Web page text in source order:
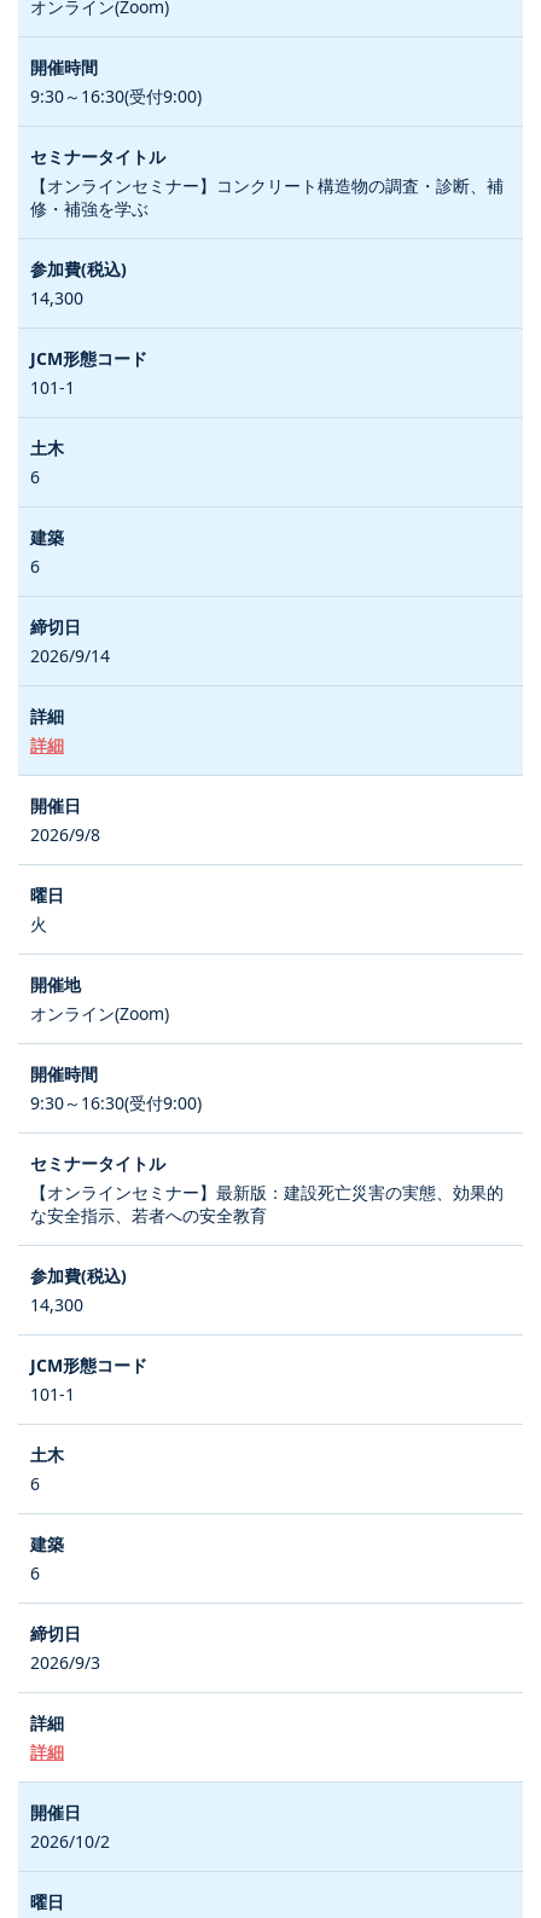
オンライン(Zoom)
9:30～16:30(受付9:00)
【オンラインセミナー】コンクリート構造物の調査・診断、補
修・補強を学ぶ
14,300
101-1
6
6
2026/9/14
詳細
2026/9/8
火
オンライン(Zoom)
9:30～16:30(受付9:00)
【オンラインセミナー】最新版：建設死亡災害の実態、効果的
な安全指示、若者への安全教育
14,300
101-1
6
6
2026/9/3
詳細
2026/10/2